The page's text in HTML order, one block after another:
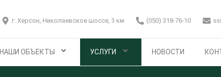
г. Херсон, Николаевское шоссе, 3 км (050) 318-76-10
НАШИ ОБЪЕКТЫ УСЛУГИ НОВОСТИ